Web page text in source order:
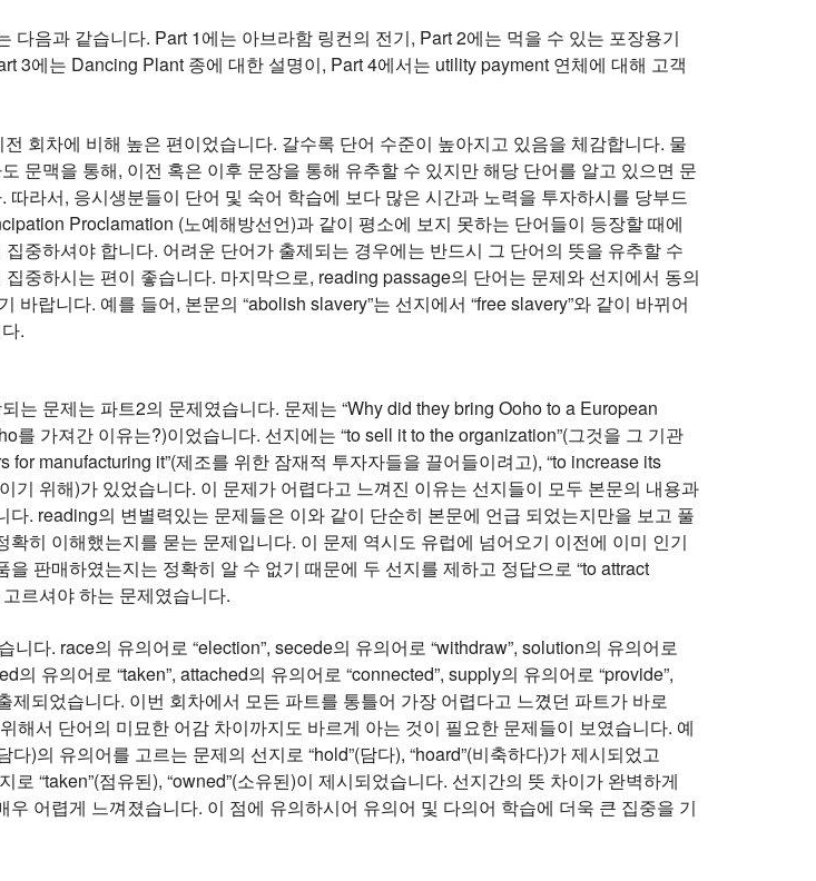
다음과 같습니다. Part 1에는 아브라함 링컨의 전기, Part 2에는 먹을 수 있는 포장용기
3에는 Dancing Plant 종에 대한 설명이, Part 4에서는 utility payment 연체에 대해 고객
회차에 비해 높은 편이었습니다. 갈수록 단어 수준이 높아지고 있음을 체감합니다. 물
문맥을 통해, 이전 혹은 이후 문장을 통해 유추할 수 있지만 해당 단어를 알고 있으면 문
라서, 응시생분들이 단어 및 숙어 학습에 보다 많은 시간과 노력을 투자하시를 당부드
Proclamation (노예해방선언)과 같이 평소에 보지 못하는 단어들이 등장할 때에
중하셔야 합니다. 어려운 단어가 출제되는 경우에는 반드시 그 단어의 뜻을 유추할 수
중하시는 편이 좋습니다. 마지막으로, reading passage의 단어는 문제와 선지에서 동의
바랍니다. 예를 들어, 본문의 “abolish slavery”는 선지에서 “free slavery”와 같이 바뀌어
.
는 문제는 파트2의 문제였습니다. 문제는 “Why did they bring Ooho to a European
를 가져간 이유는?)이었습니다. 선지에는 “to sell it to the organization”(그것을 그 기관
for manufacturing it”(제조를 위한 잠재적 투자자들을 끌어들이려고), “to increase its
기 위해)가 있었습니다. 이 문제가 어렵다고 느껴진 이유는 선지들이 모두 본문의 내용과
. reading의 변별력있는 문제들은 이와 같이 단순히 본문에 언급 되었는지만을 보고 풀
히 이해했는지를 묻는 문제입니다. 이 문제 역시도 유럽에 넘어오기 이전에 이미 인기
판매하였는지는 정확히 알 수 없기 때문에 두 선지를 제하고 정답으로 “to attract
르셔야 하는 문제였습니다.
다. race의 유의어로 “election”, secede의 유의어로 “withdraw”, solution의 유의어로
의 유의어로 “taken”, attached의 유의어로 “connected”, supply의 유의어로 “provide”,
제되었습니다. 이번 회차에서 모든 파트를 통틀어 가장 어렵다고 느꼈던 파트가 바로
해서 단어의 미묘한 어감 차이까지도 바르게 아는 것이 필요한 문제들이 보였습니다. 예
다)의 유의어를 고르는 문제의 선지로 “hold”(담다), “hoard”(비축하다)가 제시되었고
“taken”(점유된), “owned”(소유된)이 제시되었습니다. 선지간의 뜻 차이가 완벽하게
어렵게 느껴졌습니다. 이 점에 유의하시어 유의어 및 다의어 학습에 더욱 큰 집중을 기